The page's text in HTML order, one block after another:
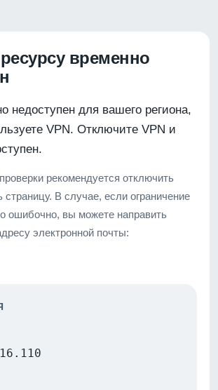
временно
недоступен для вашего региона,
VPN. Отключите VPN и
рекомендуется отключить
страницу. В случае, если ограничение
ошибочно, вы можете направить
электронной почты: